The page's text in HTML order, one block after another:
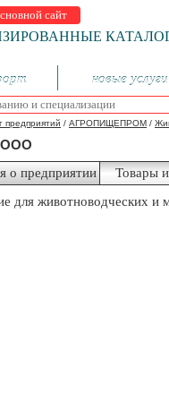
сайт
новые услуги
предприятий / АГРОПИЩЕПРОМ /
ООО
о предприятии
Товары
для животноводческих